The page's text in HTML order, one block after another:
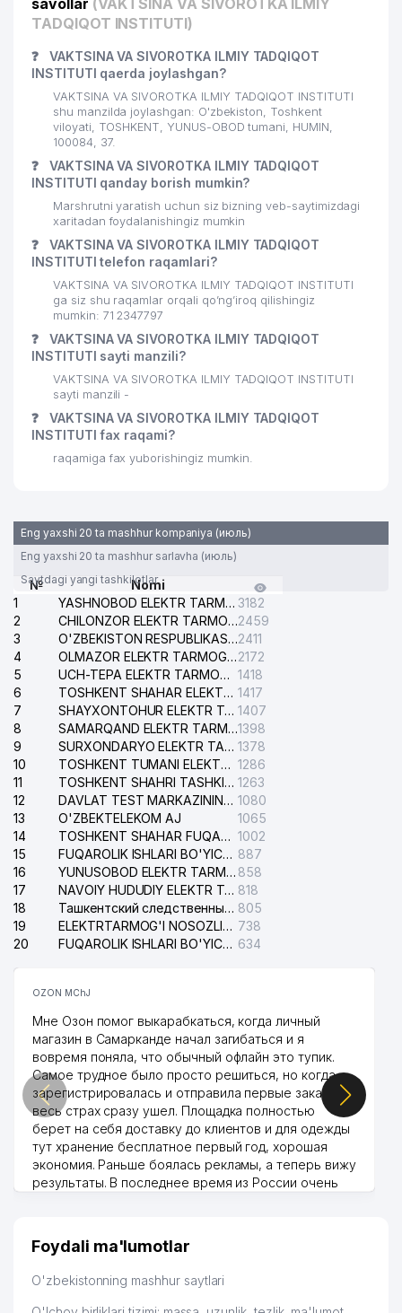
savollar (VAKTSINA VA SIVOROTKA ILMIY
TADQIQOT INSTITUTI)
❓
VAKTSINA VA SIVOROTKA ILMIY TADQIQOT
INSTITUTI qaerda joylashgan?
VAKTSINA VA SIVOROTKA ILMIY TADQIQOT INSTITUTI
shu manzilda joylashgan: O'zbekiston, Toshkent
viloyati, TOSHKENT, YUNUS-OBOD tumani, HUMIN,
100084, 37.
❓
VAKTSINA VA SIVOROTKA ILMIY TADQIQOT
INSTITUTI qanday borish mumkin?
Marshrutni yaratish uchun siz bizning veb-saytimizdagi
xaritadan foydalanishingiz mumkin
❓
VAKTSINA VA SIVOROTKA ILMIY TADQIQOT
INSTITUTI telefon raqamlari?
VAKTSINA VA SIVOROTKA ILMIY TADQIQOT INSTITUTI
ga siz shu raqamlar orqali qo’ng’iroq qilishingiz
mumkin: 71 2347797
❓
VAKTSINA VA SIVOROTKA ILMIY TADQIQOT
INSTITUTI sayti manzili?
VAKTSINA VA SIVOROTKA ILMIY TADQIQOT INSTITUTI
sayti manzili -
❓
VAKTSINA VA SIVOROTKA ILMIY TADQIQOT
INSTITUTI fax raqami?
raqamiga fax yuborishingiz mumkin.
Eng yaxshi 20 ta mashhur kompaniya (июль)
Eng yaxshi 20 ta mashhur sarlavha (июль)
Saytdagi yangi tashkilotlar
№
Nomi
1
YASHNOBOD ELEKTR TARMOG'I NOSOZLIKLARI XIZMATI 3182
2
CHILONZOR ELEKTR TARMOG'I NOSOZLIK XIZMATI2459
3
O'ZBEKISTON RESPUBLIKASI BOSH PROKURATURASI ISHONCH TELEFONI2411
4
OLMAZOR ELEKTR TARMOG'I NOSOZLIKLARI XIZMATI2172
5
UCH-TEPA ELEKTR TARMOG'I NOSOZLIKLARI XIZMATI 1418
6
TOSHKENT SHAHAR ELEKTR TARMOQLARI KORXONASI AJ 1417
7
SHAYXONTOHUR ELEKTR TARMOG'I NOSOZLIKLARINI TUZATISH XIZMATI 1407
8
SAMARQAND ELEKTR TARMOQLARI AJ1398
9
SURXONDARYO ELEKTR TARMOQLARI AJ 1378
10
TOSHKENT TUMANI ELEKTR TARMOG'I AVARIYA XIZMATI 1286
11
TOSHKENT SHAHRI TASHKILOT TELEFONLARI HAQIDA MA'LUMOT BYUROSI 1263
12
DAVLAT TEST MARKAZINING ISHONCH TELEFONLARI 1080
13
O'ZBEKTELEKOM AJ
1065
14
TOSHKENT SHAHAR FUQAROLIK ISHLARI BO'YICHA SUDI 1002
15
FUQAROLIK ISHLARI BO'YICHA YAKKASAROY TUMANLARARO SUDI 887
16
YUNUSOBOD ELEKTR TARMOG'I NOSOZLIKLARI XIZMATI 858
17
NAVOIY HUDUDIY ELEKTR TARMOQLARI KORXONASI AJ 818
18
Ташкентский следственный изолятор 805
19
ELEKTRTARMOG'I NOSOZLIKLARINI TO'ZATISH SERGELI XIZMATI 738
20
FUQAROLIK ISHLARI BO'YICHA UCH-TEPA TUMANI SUDI 634
OZON MChJ
Мне Озон помог выкарабкаться, когда личный
магазин в Самарканде начал загибаться и я
вовремя поняла, что обычный офлайн это тупик.
Самое трудное было просто решиться, но когда
зарегистрировалась и отправила первые заказы,
весь страх сразу ушел. Площадка полностью
берет на себя доставку до клиентов и для одежды
тут хранение бесплатное первый год, хорошая
экономия. Раньше боялась рекламы, а теперь вижу
результаты. В последнее время из России очень
дальше развиваюсь потихоньку😊
Hamida 03.08.2026 12:45:39
Foydali ma'lumotlar
O'zbekistonning mashhur saytlari